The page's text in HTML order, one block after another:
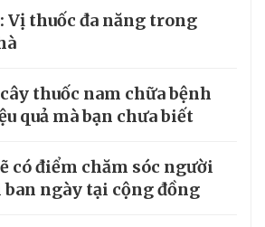
Vị thuốc đa năng trong
thuốc nam chữa bệnh
quả mà bạn chưa biết
có điểm chăm sóc người
ban ngày tại cộng đồng